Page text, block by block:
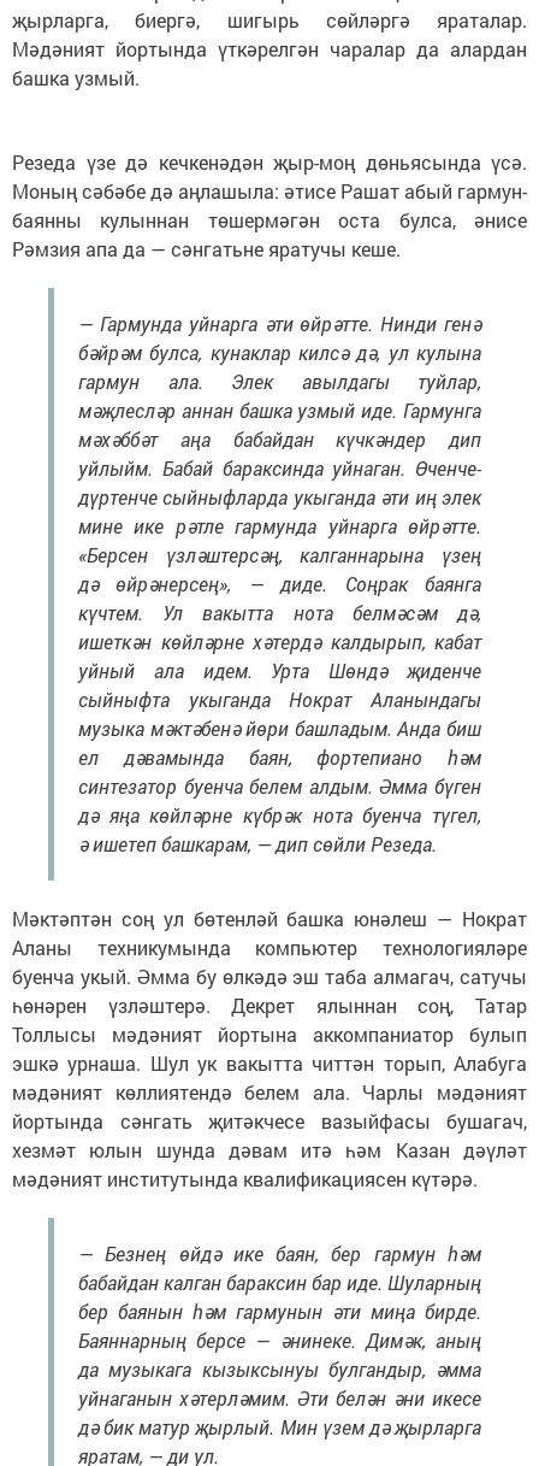
җырларга, биергә, шигырь сөйләргә яраталар.
Мәдәният йортында үткәрелгән чаралар да алардан
башка узмый.
Резеда үзе дә кечкенәдән җыр-моң дөньясында үсә.
Моның сәбәбе дә аңлашыла: әтисе Рашат абый гармун-
баянны кулыннан төшермәгән оста булса, әнисе
Рәмзия апа да — сәнгатьне яратучы кеше.
— Гармунда уйнарга әти өйрәтте. Нинди генә
бәйрәм булса, кунаклар килсә дә, ул кулына
гармун ала. Элек авылдагы туйлар,
мәҗлесләр аннан башка узмый иде. Гармунга
мәхәббәт аңа бабайдан күчкәндер дип
уйлыйм. Бабай бараксинда уйнаган. Өченче-
дүртенче сыйныфларда укыганда әти иң элек
мине ике рәтле гармунда уйнарга өйрәтте.
«Берсен үзләштерсәң, калганнарына үзең
дә өйрәнерсең», — диде. Соңрак баянга
күчтем. Ул вакытта нота белмәсәм дә,
ишеткән көйләрне хәтердә калдырып, кабат
уйный ала идем. Урта Шөндә җиденче
сыйныфта укыганда Нократ Аланындагы
музыка мәктәбенә йөри башладым. Анда биш
ел дәвамында баян, фортепиано һәм
синтезатор буенча белем алдым. Әмма бүген
дә яңа көйләрне күбрәк нота буенча түгел,
ә ишетеп башкарам, — дип сөйли Резеда.
Мәктәптән соң ул бөтенләй башка юнәлеш — Нократ
Аланы техникумында компьютер технологияләре
буенча укый. Әмма бу өлкәдә эш таба алмагач, сатучы
һөнәрен үзләштерә. Декрет ялыннан соң, Татар
Толлысы мәдәният йортына аккомпаниатор булып
эшкә урнаша. Шул ук вакытта читтән торып, Алабуга
мәдәният көллиятендә белем ала. Чарлы мәдәният
йортында сәнгать җитәкчесе вазыйфасы бушагач,
хезмәт юлын шунда дәвам итә һәм Казан дәүләт
мәдәният институтында квалификациясен күтәрә.
— Безнең өйдә ике баян, бер гармун һәм
бабайдан калган бараксин бар иде. Шуларның
бер баянын һәм гармунын әти миңа бирде.
Баяннарның берсе — әнинеке. Димәк, аның
да музыкага кызыксынуы булгандыр, әмма
уйнаганын хәтерләмим. Әти белән әни икесе
дә бик матур җырлый. Мин үзем дә җырларга
яратам, — ди ул.